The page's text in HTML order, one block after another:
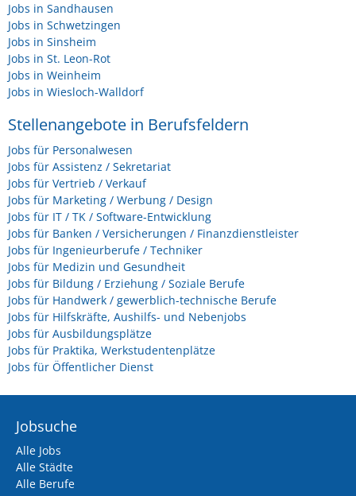
Jobs in Sandhausen
Jobs in Schwetzingen
Jobs in Sinsheim
Jobs in St. Leon-Rot
Jobs in Weinheim
Jobs in Wiesloch-Walldorf
Stellenangebote in Berufsfeldern
Jobs für Personalwesen
Jobs für Assistenz / Sekretariat
Jobs für Vertrieb / Verkauf
Jobs für Marketing / Werbung / Design
Jobs für IT / TK / Software-Entwicklung
Jobs für Banken / Versicherungen / Finanzdienstleister
Jobs für Ingenieurberufe / Techniker
Jobs für Medizin und Gesundheit
Jobs für Bildung / Erziehung / Soziale Berufe
Jobs für Handwerk / gewerblich-technische Berufe
Jobs für Hilfskräfte, Aushilfs- und Nebenjobs
Jobs für Ausbildungsplätze
Jobs für Praktika, Werkstudentenplätze
Jobs für Öffentlicher Dienst
Jobsuche
Alle Jobs
Alle Städte
Alle Berufe